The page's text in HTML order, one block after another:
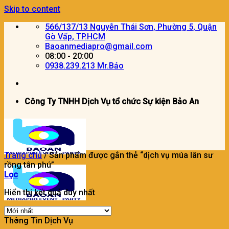
Skip to content
566/137/13 Nguyễn Thái Sơn, Phường 5, Quận
Gò Vấp, TP.HCM
Baoanmediapro@gmail.com
08:00 - 20:00
0938.239.213 Mr.Bảo
Công Ty TNHH Dịch Vụ tổ chức Sự kiện Bảo An
Trang chủ /Sản phẩm được gắn thẻ “dịch vụ múa lân sư
rồng tân phú”
Lọc
Hiển thị kết quả duy nhất
Thông Tin Dịch Vụ